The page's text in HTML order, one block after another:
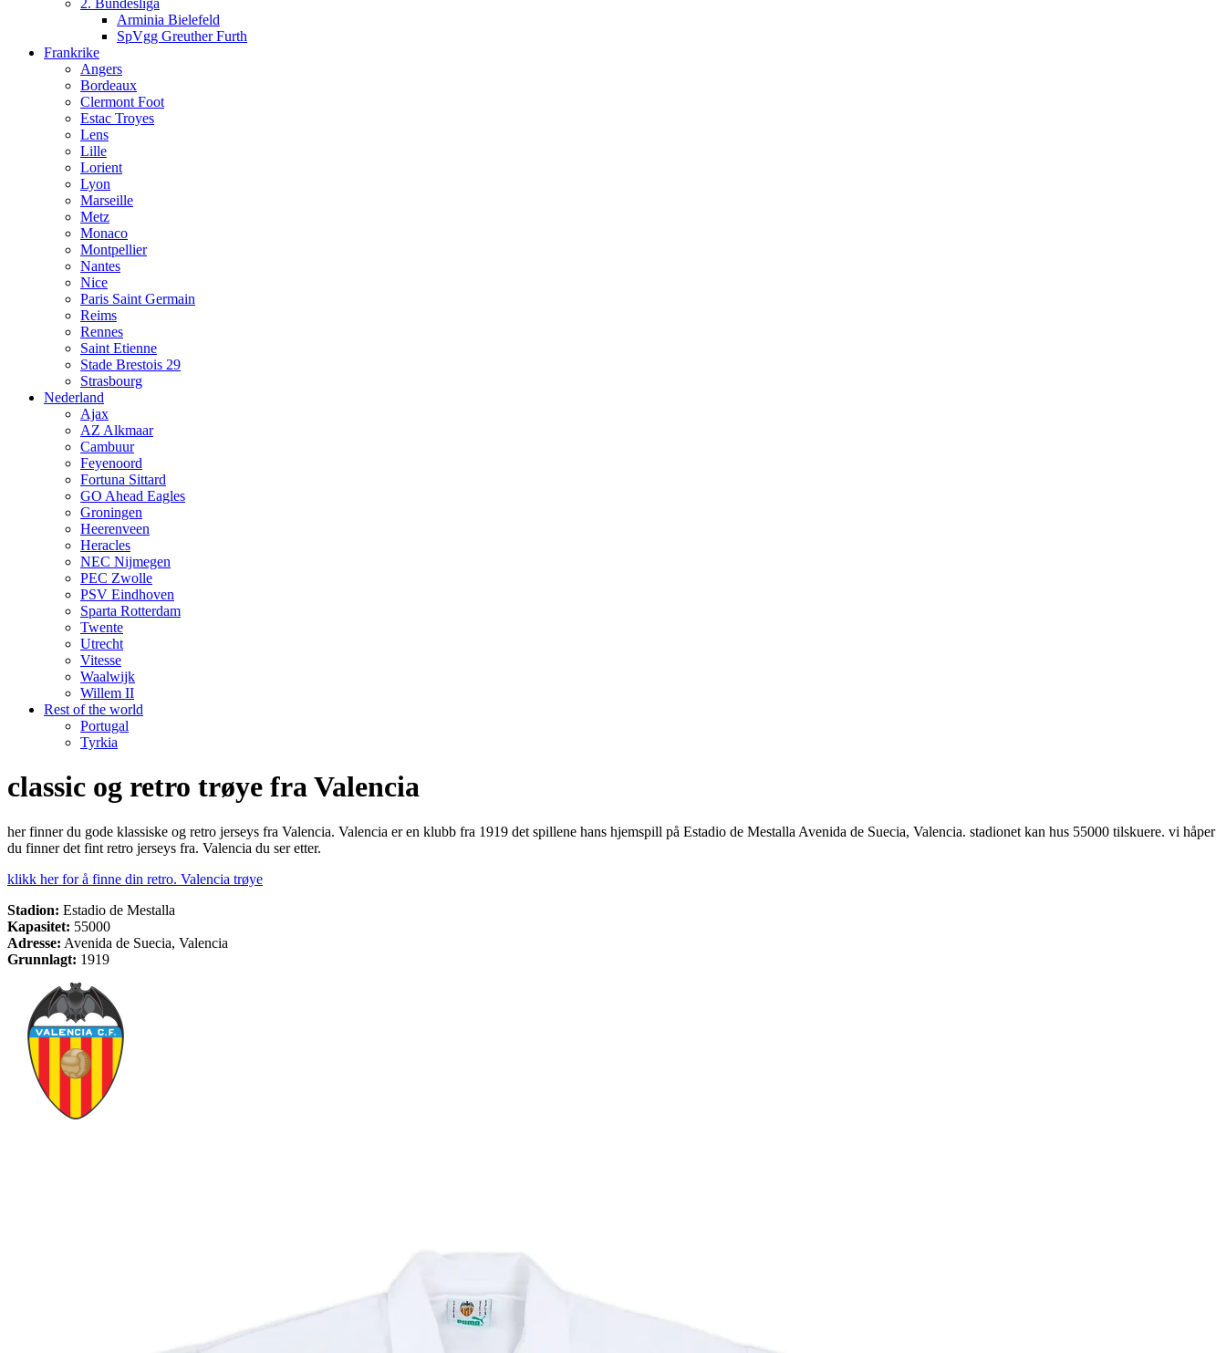
2. Bundesliga
Arminia Bielefeld
SpVgg Greuther Furth
Frankrike
Angers
Bordeaux
Clermont Foot
Estac Troyes
Lens
Lille
Lorient
Lyon
Marseille
Metz
Monaco
Montpellier
Nantes
Nice
Paris Saint Germain
Reims
Rennes
Saint Etienne
Stade Brestois 29
Strasbourg
Nederland
Ajax
AZ Alkmaar
Cambuur
Feyenoord
Fortuna Sittard
GO Ahead Eagles
Groningen
Heerenveen
Heracles
NEC Nijmegen
PEC Zwolle
PSV Eindhoven
Sparta Rotterdam
Twente
Utrecht
Vitesse
Waalwijk
Willem II
Rest of the world
Portugal
Tyrkia
classic og retro trøye fra Valencia
her finner du gode klassiske og retro jerseys fra Valencia. Valencia er en klubb fra 1919 det spillene hans hjemspill på Estadio de Mestalla Avenida de Suecia, Valencia. stadionet kan hus 55000 tilskuere. vi håper
du finner det fint retro jerseys fra. Valencia du ser etter.
klikk her for å finne din retro. Valencia trøye
Stadion: Estadio de Mestalla
Kapasitet: 55000
Adresse: Avenida de Suecia, Valencia
Grunnlagt: 1919